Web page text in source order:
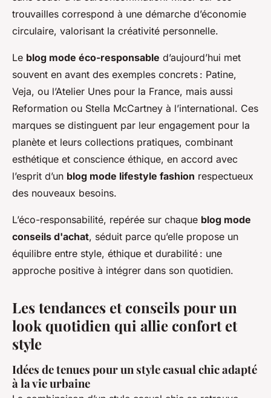
trouvailles correspond à une démarche d’économie
circulaire, valorisant la créativité personnelle.
Le blog mode éco-responsable d’aujourd’hui met
souvent en avant des exemples concrets : Patine,
Veja, ou l’Atelier Unes pour la France, mais aussi
Reformation ou Stella McCartney à l’international. Ces
marques se distinguent par leur engagement pour la
planète et leurs collections pratiques, combinant
esthétique et conscience éthique, en accord avec
l’esprit d’un blog mode lifestyle fashion respectueux
des nouveaux besoins.
L’éco-responsabilité, repérée sur chaque blog mode
conseils d'achat, séduit parce qu’elle propose un
équilibre entre style, éthique et durabilité : une
approche positive à intégrer dans son quotidien.
Les tendances et conseils pour un
look quotidien qui allie confort et
style
Idées de tenues pour un style casual chic adapté
à la vie urbaine